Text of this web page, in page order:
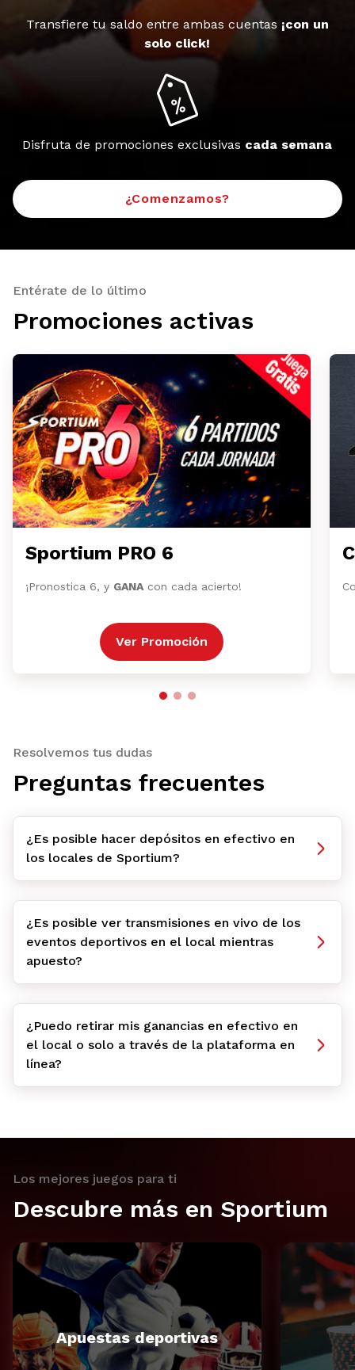
Transfiere tu saldo entre ambas cuentas ¡con un
solo click!
Disfruta de promociones exclusivas cada semana
¿Comenzamos?
Entérate de lo último
Promociones activas
Sportium PRO 6
¡Pronostica 6, y GANA con cada acierto!
Ver Promoción
Resolvemos tus dudas
Preguntas frecuentes
¿Es posible hacer depósitos en efectivo en
los locales de Sportium?
¿Es posible ver transmisiones en vivo de los
eventos deportivos en el local mientras
apuesto?
¿Puedo retirar mis ganancias en efectivo en
el local o solo a través de la plataforma en
línea?
Los mejores juegos para ti
Descubre más en Sportium
Apuestas deportivas